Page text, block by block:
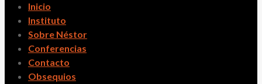
Inicio
Instituto
Sobre Néstor
Conferencias
Contacto
Obsequios